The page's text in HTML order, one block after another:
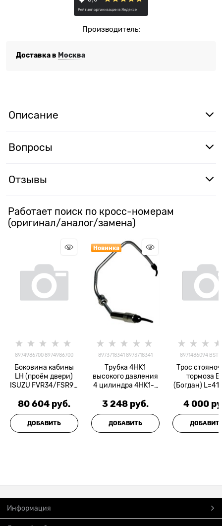
Производитель:
Доставка в Москва
Описание
Вопросы
Отзывы
Работает поиск по кросс-номерам
(оригинал/аналог/замена)
8974986700 8974986700
Боковина кабины
LH (проём двери)
ISUZU FVR34/FSR90
80 604 руб.
ДОБАВИТЬ
Новинка
8973718341 8973718341
Трубка 4HK1
высокого давления
4 цилиндра 4HK1-T
3 248 руб.
ДОБАВИТЬ
8971486094
Трос
тормоза
(Богдан)
4 000
Информация